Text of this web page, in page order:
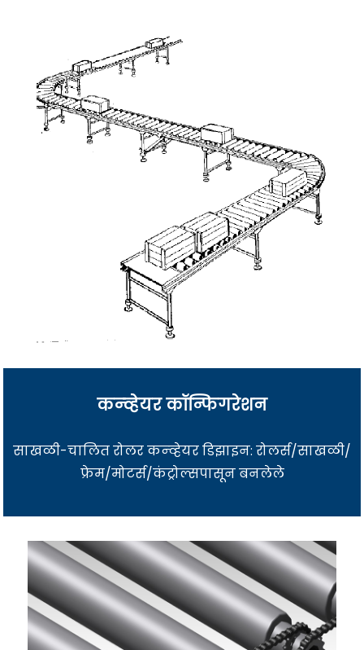
कन्व्हेयर कॉन्फिगरेशन
साखळी-चालित रोलर कन्व्हेयर डिझाइन: रोलर्स/साखळी/
फ्रेम/मोटर्स/कंट्रोल्सपासून बनलेले